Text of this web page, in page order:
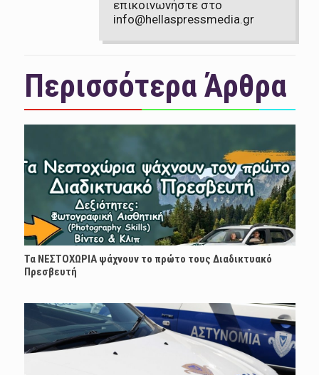
επικοινωνήστε στο
info@hellaspressmedia.gr
Περισσότερα Άρθρα
Τα ΝΕΣΤΟΧΩΡΙΑ ψάχνουν το πρώτο τους Διαδικτυακό
Πρεσβευτή